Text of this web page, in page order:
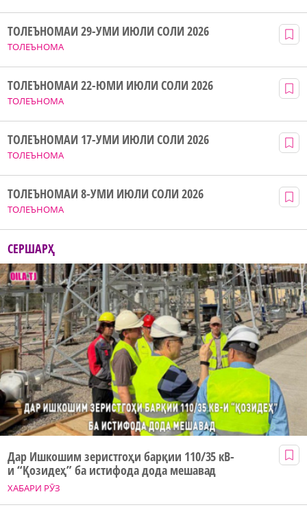
ТОЛЕЪНОМА
ТОЛЕЪНОМАИ 29-УМИ ИЮЛИ СОЛИ 2026
ТОЛЕЪНОМА
ТОЛЕЪНОМАИ 22-ЮМИ ИЮЛИ СОЛИ 2026
ТОЛЕЪНОМА
ТОЛЕЪНОМАИ 17-УМИ ИЮЛИ СОЛИ 2026
ТОЛЕЪНОМА
ТОЛЕЪНОМАИ 8-УМИ ИЮЛИ СОЛИ 2026
СЕРШАРҲ
ХАБАРИ РӮЗ
Дар Ишкошим зеристгоҳи барқии 110/35 кВ-
и “Қозидеҳ” ба истифода дода мешавад